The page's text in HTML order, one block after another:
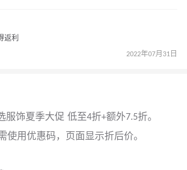
返利
2022年07月31日
服饰夏季大促 低至4折+额外7.5折。
使用优惠码，页面显示折后价。